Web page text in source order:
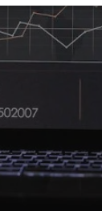
Niesklasyfikowane
takich jak logowanie
internetowej.